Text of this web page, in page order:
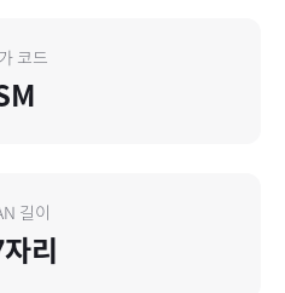
코드
길이
자리